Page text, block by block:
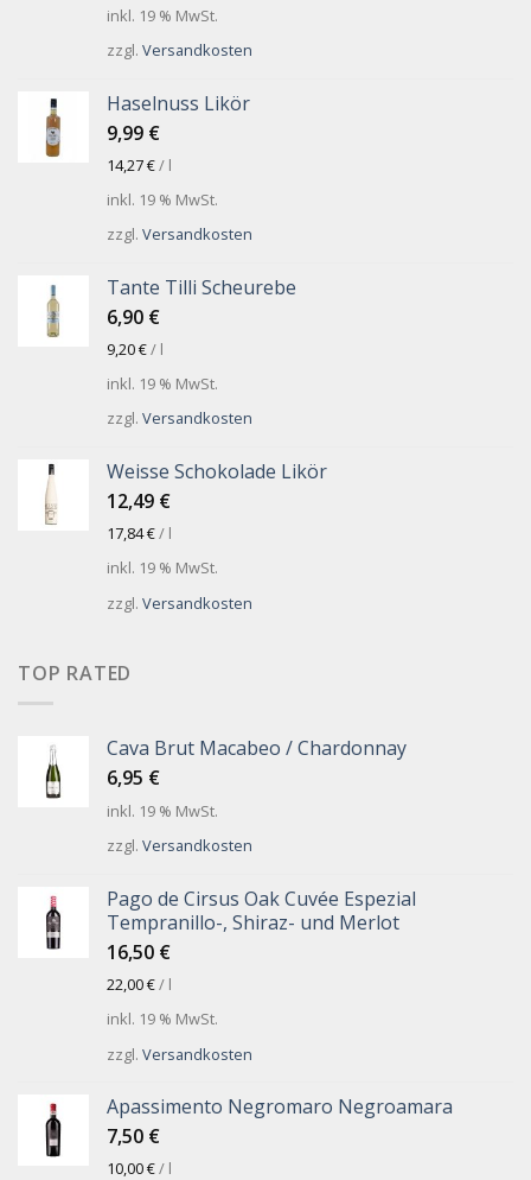
inkl. 19 % MwSt.
zzgl. Versandkosten
Haselnuss Likör
9,99 €
14,27€/ l
inkl. 19 % MwSt.
zzgl. Versandkosten
Tante Tilli Scheurebe
6,90 €
9,20€/ l
inkl. 19 % MwSt.
zzgl. Versandkosten
Weisse Schokolade Likör
12,49 €
17,84€/ l
inkl. 19 % MwSt.
zzgl. Versandkosten
TOP RATED
Cava Brut Macabeo / Chardonnay
6,95 €
inkl. 19 % MwSt.
zzgl. Versandkosten
Pago de Cirsus Oak Cuvée Espezial
Tempranillo-, Shiraz- und Merlot
16,50 €
22,00€/ l
inkl. 19 % MwSt.
zzgl. Versandkosten
Apassimento Negromaro Negroamara
7,50 €
10,00€/ l